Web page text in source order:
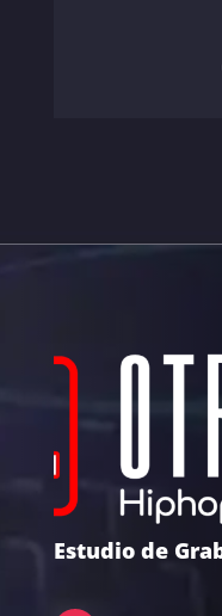
Estudio de